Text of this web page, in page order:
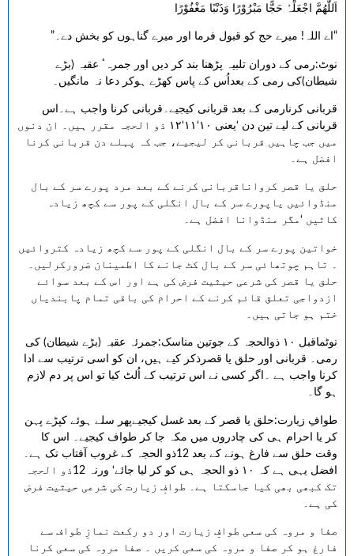
اَللّٰھُمَّ اجْعَلْہُ حَجًّا مَبْرُوْرًا وَذَنْبًا مَغْفُوْرًا
”اے اللہ! میرے حج کو قبول فرما اور میرے گناہوں کو بخش دے۔“
نوٹ:رمی کے دوران تلبیہ پڑھنا بند کر دیں اور جمرہٴ عقبہ (بڑے
شیطان)کی رمی کے بعداُس کے پاس کھڑے ہوکر دعا نہ مانگیں۔
قربانی کرنارمی کے بعد قربانی کیجیے۔قربانی کرنا واجب ہے۔اس
قربانی کے لیے تین دن ‘یعنی ۱۰‘۱۱‘۱۲ ذو الحجہ مقرر ہیں۔ ان دنوں
میں جب چاہیں قربانی کر لیجیے، جب کہ پہلے دن قربانی کرنا
افضل ہے۔
حلق یا قصر کرواناقربانی کرنے کے بعد مرد پورے سر کے بال
منڈوائیں یاپورے سر کے بال انگلی کے پور سے کچھ زیادہ
کاٹیں ‘مگر منڈوانا افضل ہے۔
خواتین پورے سر کے بال انگلی کے پور سے کچھ زیادہ کتروائیں
۔ تاہم چوتھائی سر کے بال کٹ جانے کا اطمینان ضرورکرلیں۔
حلق یا قصر کی شرعی حیثیت فرض کی ہے اور اس کے بعد سوائے
ازدواجی تعلق قائم کرنے کے احرام کی باقی تمام پابندیاں
ختم ہو جاتی ہیں۔
نوٹماقبل ۱۰ ذوالحجہ کے جوتین مناسک:جمرئہ عقبہ (بڑے شیطان) کی
رمی۔ قربانی اور حلق یا قصرذکر کیے ہیں، ان کو اسی ترتیب سے ادا
کرنا واجب ہے ۔اگر کسی نے اس ترتیب کے اُلٹ کیا تو اس پر دم لازم
ہو گا۔
طوافِ زیارت:حلق یا قصر کے بعد غسل کیجیےپھر سلے ہوئے کپڑے پہن
کر یا احرام ہی کی چادروں میں مکہ جا کر طواف کیجیے۔ اس کا
وقت حلق سے فارغ ہونے کے بعد 12ذو الحجہ کے غروب آفتاب تک ہے۔
افضل یہی ہے کہ ۱۰ ذو الحجہ ہی کو کر لیا جائے‘ ورنہ 12ذو الحجہ
تک کبھی بھی کیا جاسکتا ہے۔ طوافِ زیارت کی شرعی حیثیت فرض
کی ہے۔
صفا و مروہ کی سعی طوافِ زیارت اور دو رکعت نمازِ طواف سے
فارغ ہو کر صفا و مروہ کی سعی کریں ۔ صفا مروہ کی سعی کرنا